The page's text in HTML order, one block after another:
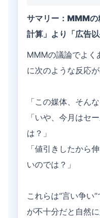
サマリー：MMMの
計算」より「広告
MMMの議論でよく
に次のような反応
「この媒体、そん
「いや、今月はセ
は？」
「値引きしたから
いのでは？」
これらは“言い争い
が不十分だと自然